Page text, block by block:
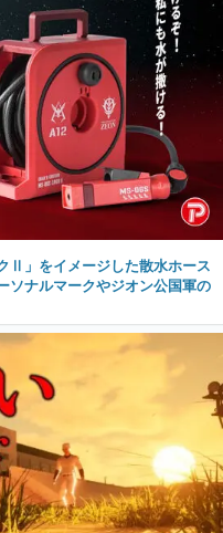
Ⅱ」をイメージした散水ホース
ソナルマークやジオン公国軍の